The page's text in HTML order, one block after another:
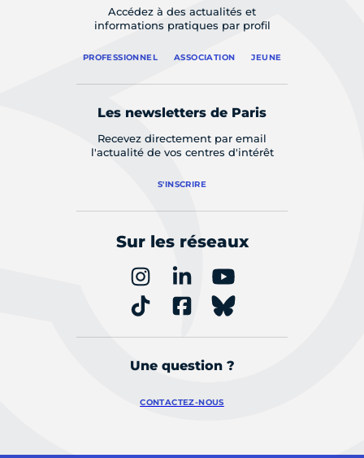
Accédez à des actualités et
informations pratiques par profil
PROFESSIONNEL ASSOCIATION JEUNE
Les newsletters de Paris
Recevez directement par email
l'actualité de vos centres d'intérêt
S'INSCRIRE
Sur les réseaux
Une question ?
CONTACTEZ-NOUS